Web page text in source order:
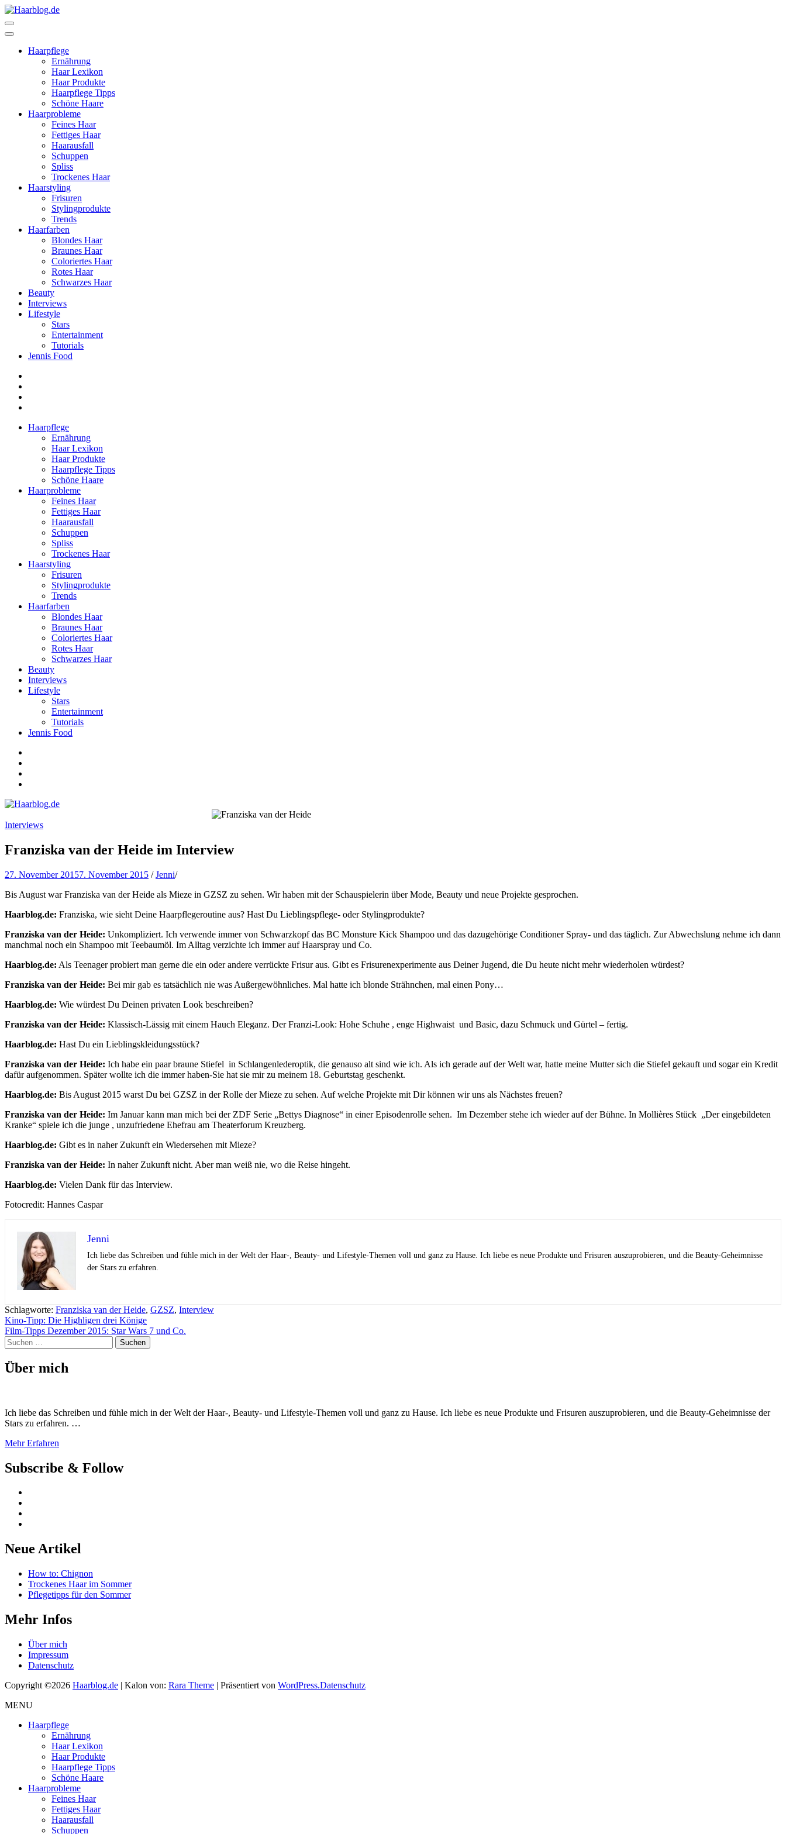
Zum
Inhalt
springen
drücken)Haarpflege
Ernährung
Haar Lexikon
Haar Produkte
Haarpflege Tipps
Schöne Haare
Haarprobleme
Feines Haar
Fettiges Haar
Haarausfall
Schuppen
Spliss
Trockenes Haar
Haarstyling
Frisuren
Stylingprodukte
Trends
Haarfarben
Blondes Haar
Braunes Haar
Coloriertes Haar
Rotes Haar
Schwarzes Haar
Beauty
Interviews
Lifestyle
Stars
Entertainment
Tutorials
Jennis Food
Haarpflege
Ernährung
Haar Lexikon
Haar Produkte
Haarpflege Tipps
Schöne Haare
Haarprobleme
Feines Haar
Fettiges Haar
Haarausfall
Schuppen
Spliss
Trockenes Haar
Haarstyling
Frisuren
Stylingprodukte
Trends
Haarfarben
Blondes Haar
Braunes Haar
Coloriertes Haar
Rotes Haar
Schwarzes Haar
Beauty
Interviews
Lifestyle
Stars
Entertainment
Tutorials
Jennis Food
Haarblog.de
Haarpflege | Haarstyling | Beauty | Entertainment
Interviews
Franziska van der Heide im Interview
27. November 20157. November 2015 /Jenni/
Bis August war Franziska van der Heide als Mieze in GZSZ zu sehen. Wir haben mit der Schauspielerin über Mode, Beauty und neue Projekte gesprochen.
Haarblog.de: Franziska, wie sieht Deine Haarpflegeroutine aus? Hast Du Lieblingspflege- oder Stylingprodukte?
Franziska van der Heide: Unkompliziert. Ich verwende immer von Schwarzkopf das BC Monsture Kick Shampoo und das dazugehörige Conditioner Spray- und das täglich. Zur Abwechslung nehme ich dann
manchmal noch ein Shampoo mit Teebaumöl. Im Alltag verzichte ich immer auf Haarspray und Co.
Haarblog.de: Als Teenager probiert man gerne die ein oder andere verrückte Frisur aus. Gibt es Frisurenexperimente aus Deiner Jugend, die Du heute nicht mehr wiederholen würdest?
Franziska van der Heide: Bei mir gab es tatsächlich nie was Außergewöhnliches. Mal hatte ich blonde Strähnchen, mal einen Pony…
Haarblog.de: Wie würdest Du Deinen privaten Look beschreiben?
Franziska van der Heide: Klassisch-Lässig mit einem Hauch Eleganz. Der Franzi-Look: Hohe Schuhe , enge Highwaist und Basic, dazu Schmuck und Gürtel – fertig.
Haarblog.de: Hast Du ein Lieblingskleidungsstück?
Franziska van der Heide: Ich habe ein paar braune Stiefel in Schlangenlederoptik, die genauso alt sind wie ich. Als ich gerade auf der Welt war, hatte meine Mutter sich die Stiefel gekauft und sogar ein Kredit
dafür aufgenommen. Später wollte ich die immer haben-Sie hat sie mir zu meinem 18. Geburtstag geschenkt.
Haarblog.de: Bis August 2015 warst Du bei GZSZ in der Rolle der Mieze zu sehen. Auf welche Projekte mit Dir können wir uns als Nächstes freuen?
Franziska van der Heide: Im Januar kann man mich bei der ZDF Serie „Bettys Diagnose“ in einer Episodenrolle sehen. Im Dezember stehe ich wieder auf der Bühne. In Mollières Stück „Der eingebildeten
Kranke“ spiele ich die junge , unzufriedene Ehefrau am Theaterforum Kreuzberg.
Haarblog.de: Gibt es in naher Zukunft ein Wiedersehen mit Mieze?
Franziska van der Heide: In naher Zukunft nicht. Aber man weiß nie, wo die Reise hingeht.
Haarblog.de: Vielen Dank für das Interview.
Fotocredit: Hannes Caspar
Jenni
Ich liebe das Schreiben und fühle mich in der Welt der Haar-, Beauty- und Lifestyle-Themen voll und ganz zu Hause. Ich liebe es neue Produkte und Frisuren auszuprobieren, und die Beauty-Geheimnisse
der Stars zu erfahren.
Schlagworte: Franziska van der Heide, GZSZ, Interview
Beitragsnavigation
Kino-Tipp: Die Highligen drei Könige
Film-Tipps Dezember 2015: Star Wars 7 und Co.
Suchen
nach:
Über mich
Ich liebe das Schreiben und fühle mich in der Welt der Haar-, Beauty- und Lifestyle-Themen voll und ganz zu Hause. Ich liebe es neue Produkte und Frisuren auszuprobieren, und die Beauty-Geheimnisse der
Stars zu erfahren. …
Mehr Erfahren
Subscribe & Follow
Neue Artikel
How to: Chignon
Trockenes Haar im Sommer
Pflegetipps für den Sommer
Mehr Infos
Über mich
Impressum
Datenschutz
Copyright ©2026 Haarblog.de | Kalon von: Rara Theme | Präsentiert von WordPress.Datenschutz
MENU
Haarpflege
Ernährung
Haar Lexikon
Haar Produkte
Haarpflege Tipps
Schöne Haare
Haarprobleme
Feines Haar
Fettiges Haar
Haarausfall
Schuppen